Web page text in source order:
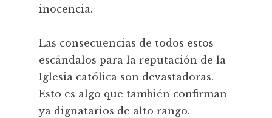
inocencia.
Las consecuencias de todos estos
escándalos para la reputación de la
Iglesia católica son devastadoras.
Esto es algo que también confirman
ya dignatarios de alto rango.